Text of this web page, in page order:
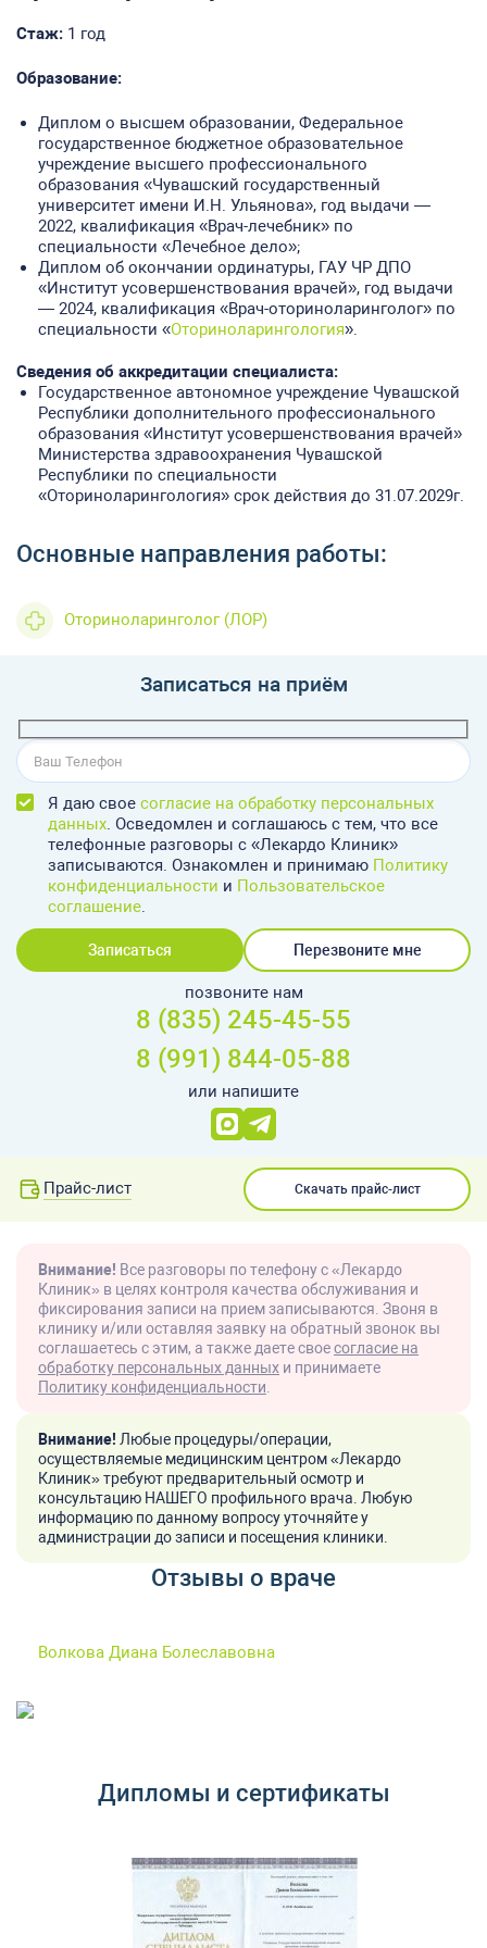
Стаж: 1 год
Образование:
Диплом о высшем образовании, Федеральное
государственное бюджетное образовательное
учреждение высшего профессионального
образования «Чувашский государственный
университет имени И.Н. Ульянова», год выдачи —
2022, квалификация «Врач-лечебник» по
специальности «Лечебное дело»;
Диплом об окончании ординатуры, ГАУ ЧР ДПО
«Институт усовершенствования врачей», год выдачи
— 2024, квалификация «Врач-оториноларинголог» по
специальности «Оториноларингология».
Сведения об аккредитации специалиста:
Государственное автономное учреждение Чувашской
Республики дополнительного профессионального
образования «Институт усовершенствования врачей»
Министерства здравоохранения Чувашской
Республики по специальности
«Оториноларингология» срок действия до 31.07.2029г.
Основные направления работы:
Оториноларинголог (ЛОР)
Записаться на приём
Я даю свое согласие на обработку персональных
данных. Осведомлен и соглашаюсь с тем, что все
телефонные разговоры с «Лекардо Клиник»
записываются. Ознакомлен и принимаю Политику
конфиденциальности и Пользовательское
соглашение.
Записаться Перезвоните мне
позвоните нам
8 (835) 245-45-55
8 (991) 844-05-88
или напишите
Прайс-лист Скачать прайс-лист
Внимание! Все разговоры по телефону с «Лекардо
Клиник» в целях контроля качества обслуживания и
фиксирования записи на прием записываются. Звоня в
клинику и/или оставляя заявку на обратный звонок вы
соглашаетесь с этим, а также даете своесогласие на
обработку персональных данных и принимаете
Политику конфиденциальности.
Внимание! Любые процедуры/операции,
осуществляемые медицинским центром «Лекардо
Клиник» требуют предварительный осмотр и
консультацию НАШЕГО профильного врача. Любую
информацию по данному вопросу уточняйте у
администрации до записи и посещения клиники.
Отзывы о враче
Волкова Диана Болеславовна
Дипломы и сертификаты